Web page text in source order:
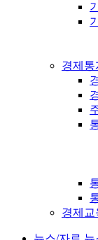
경제통
경제교